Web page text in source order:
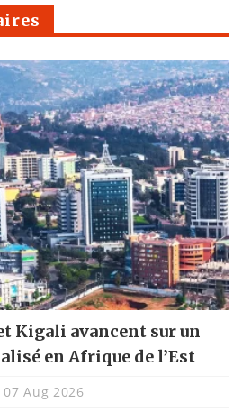
Kigali avancent sur un
en Afrique de l’Est
07 Aug 2026